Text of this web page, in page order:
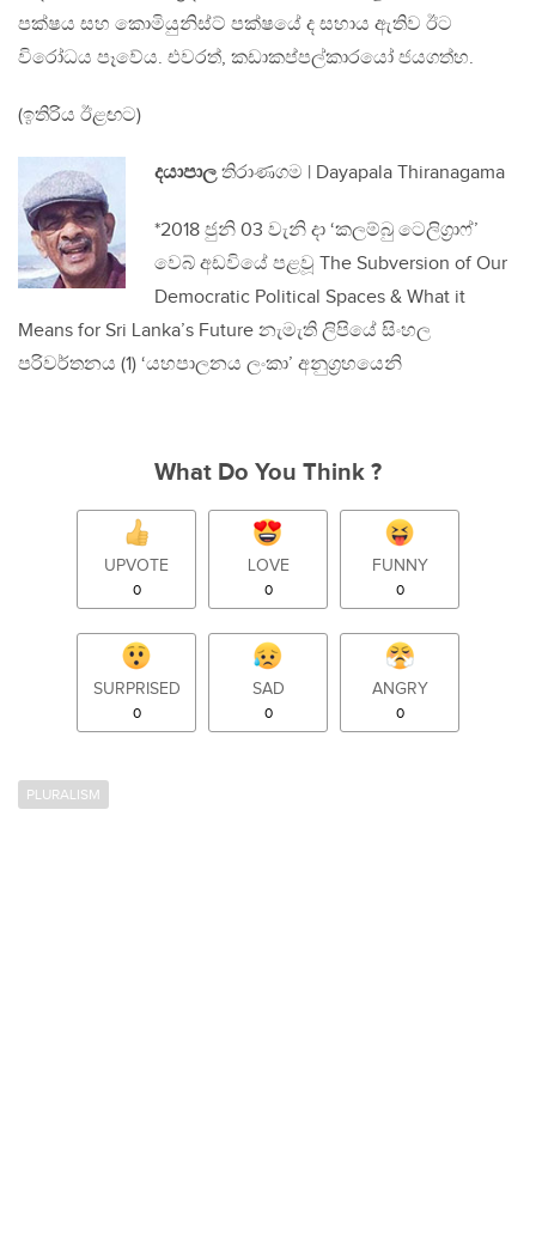
පක්ෂය සහ කොමියුනිස්ට් පක්ෂයේ ද සහාය ඇතිව ඊට
විරෝධය පෑවේය. එවරත්, කඩාකප්පල්කාරයෝ ජයගත්හ.
(ඉතිරිය ඊළඟට)
දයාපාලතිරාණගම | Dayapala Thiranagama
*2018 ජුනි 03 වැනි දා ‘කලම්බු ටෙලිග‍්‍රාෆ්’
වෙබ් අඩවියේ පළවූ The Subversion of Our
Democratic Political Spaces & What it
Means for Sri Lanka’s Future නැමැති ලිපියේ සිංහල
පරිවර්තනය (1) ‘යහපාලනය ලංකා’ අනුග‍්‍රහයෙනි
What Do You Think ?
UPVOTE
0
LOVE
0
FUNNY
0
SURPRISED
0
SAD
0
ANGRY
0
PLURALISM